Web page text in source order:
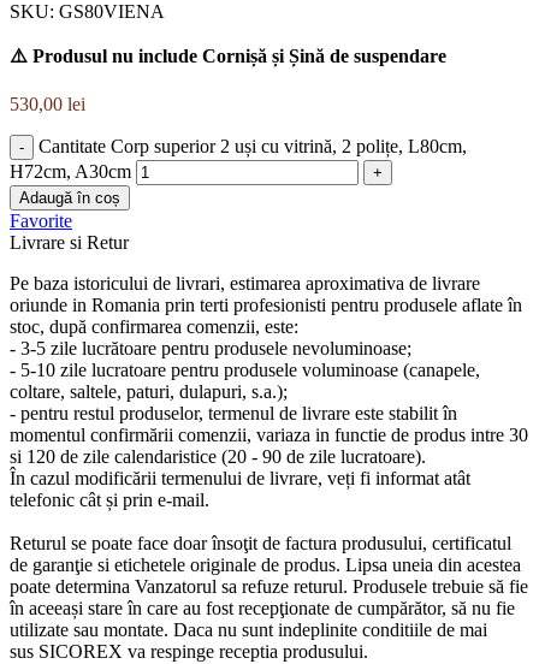
SKU: GS80VIENA
⚠️ Produsul nu include Cornișă și Șină de suspendare
530,00 lei
Cantitate Corp superior 2 uși cu vitrină, 2 polițe, L80cm,
H72cm, A30cm
Adaugă în coș
Favorite
Livrare si Retur
Pe baza istoricului de livrari, estimarea aproximativa de livrare
oriunde in Romania prin terti profesionisti pentru produsele aflate în
stoc, după confirmarea comenzii, este:
- 3-5 zile lucrătoare pentru produsele nevoluminoase;
- 5-10 zile lucratoare pentru produsele voluminoase (canapele,
coltare, saltele, paturi, dulapuri, s.a.);
- pentru restul produselor, termenul de livrare este stabilit în
momentul confirmării comenzii, variaza in functie de produs intre 30
si 120 de zile calendaristice (20 - 90 de zile lucratoare).
În cazul modificării termenului de livrare, veți fi informat atât
telefonic cât și prin e-mail.
Returul se poate face doar însoţit de factura produsului, certificatul
de garanţie si etichetele originale de produs. Lipsa uneia din acestea
poate determina Vanzatorul sa refuze returul. Produsele trebuie să fie
în aceeași stare în care au fost recepţionate de cumpărător, să nu fie
utilizate sau montate. Daca nu sunt indeplinite conditiile de mai
sus SICOREX va respinge receptia produsului.